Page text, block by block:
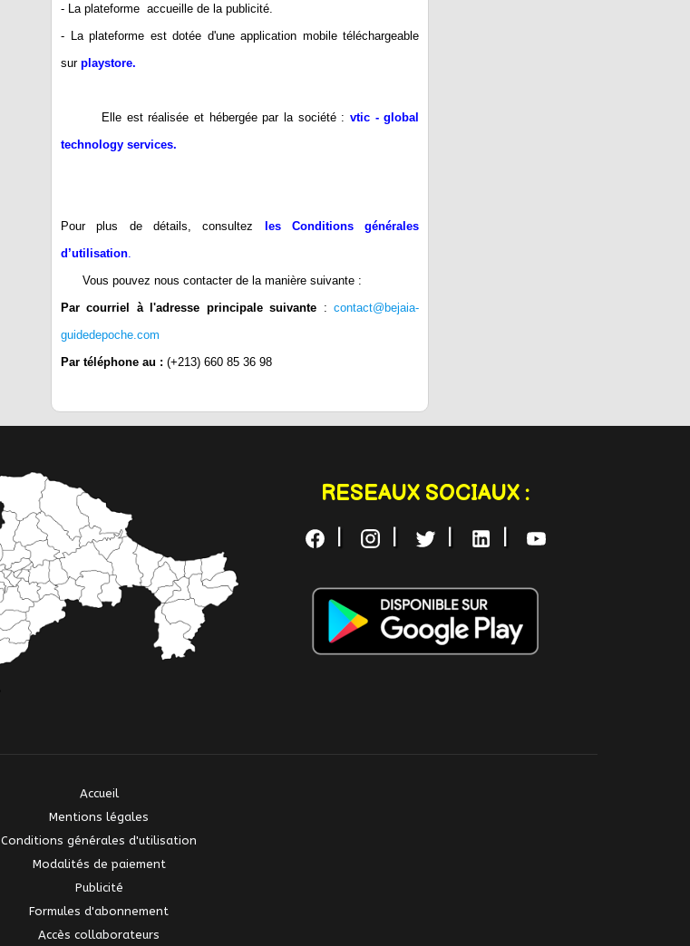
- La plateforme accueille de la publicité.
- La plateforme est dotée d'une application mobile téléchargeable
sur playstore.
Elle est réalisée et hébergée par la société : vtic - global
technology services.
Pour plus de détails, consultez
les Conditions générales
d’utilisation.
Vous pouvez nous contacter de la manière suivante :
Par courriel à l'adresse principale suivante :contact@bejaia-
guidedepoche.com
Par téléphone au : (+213) 660 85 36 98
RESEAUX SOCIAUX :
Accueil
Mentions légales
Conditions générales d'utilisation
Modalités de paiement
Publicité
Formules d'abonnement
Accès collaborateurs